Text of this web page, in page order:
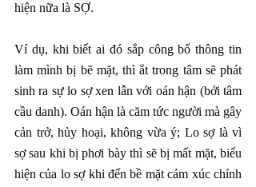
hiện nữa là SỢ.
Ví dụ, khi biết ai đó sắp công bố thông tin
làm mình bị bẽ mặt, thì ắt trong tâm sẽ phát
sinh ra sự lo sợ xen lẫn với oán hận (bởi tâm
cầu danh). Oán hận là căm tức người mà gây
cản trở, hủy hoại, không vừa ý; Lo sợ là vì
sợ sau khi bị phơi bày thì sẽ bị mất mặt, biểu
hiện của lo sợ khi đến bề mặt cảm xúc chính